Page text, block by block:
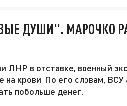
ДУШИ". МАРОЧКО
ЛНР в отставке, военный
на крови. По его словам,
побольше денег.